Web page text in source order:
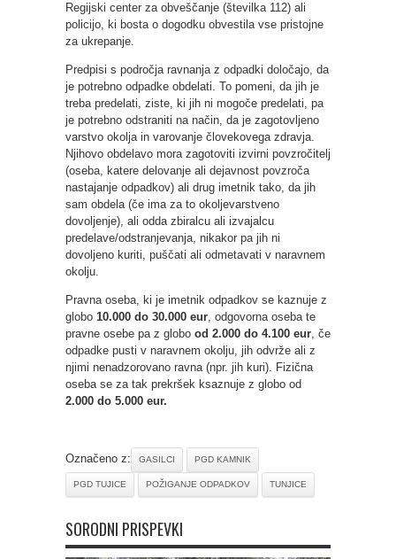
Regijski center za obveščanje (številka 112) ali
policijo, ki bosta o dogodku obvestila vse pristojne
za ukrepanje.
Predpisi s področja ravnanja z odpadki določajo, da
je potrebno odpadke obdelati. To pomeni, da jih je
treba predelati, ziste, ki jih ni mogoče predelati, pa
je potrebno odstraniti na način, da je zagotovljeno
varstvo okolja in varovanje človekovega zdravja.
Njihovo obdelavo mora zagotoviti izvirni povzročitelj
(oseba, katere delovanje ali dejavnost povzroča
nastajanje odpadkov) ali drug imetnik tako, da jih
sam obdela (če ima za to okoljevarstveno
dovoljenje), ali odda zbiralcu ali izvajalcu
predelave/odstranjevanja, nikakor pa jih ni
dovoljeno kuriti, puščati ali odmetavati v naravnem
okolju.
Pravna oseba, ki je imetnik odpadkov se kaznuje z
globo 10.000 do 30.000 eur, odgovorna oseba te
pravne osebe pa z globo od 2.000 do 4.100 eur, če
odpadke pusti v naravnem okolju, jih odvrže ali z
njimi nenadzorovano ravna (npr. jih kuri). Fizična
oseba se za tak prekršek ksaznuje z globo od
2.000 do 5.000 eur.
Označeno z: GASILCI PGD KAMNIK
PGD TUJICE POŽIGANJE ODPADKOV TUNJICE
SORODNI PRISPEVKI